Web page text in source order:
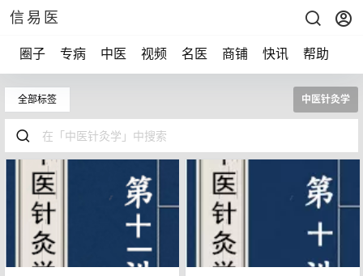
信易医
圈子 专病 中医 视频 名医 商铺 快讯 帮助
全部标签 中医针灸学